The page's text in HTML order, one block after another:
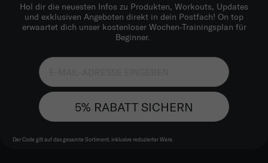
Hol dir die neuesten Infos zu Produkten, Workouts, Updates
und exklusiven Angeboten direkt in dein Postfach! On top
erwaartet dich unser kostenloser Wochen-Trainingsplan für
Beginner.
5% RABATT SICHERN
Der Code gilt auf das gesamte Sortiment, inklusive reduzierter Ware.